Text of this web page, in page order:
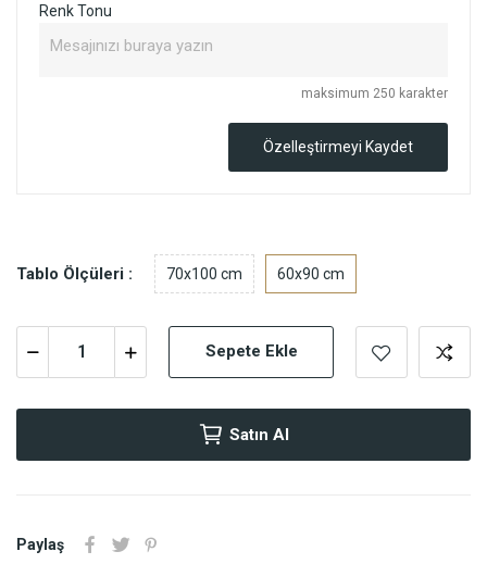
Renk Tonu
maksimum 250 karakter
Özelleştirmeyi Kaydet
Tablo Ölçüleri : 70x100 cm 60x90 cm
Sepete Ekle
Satın Al
Paylaş